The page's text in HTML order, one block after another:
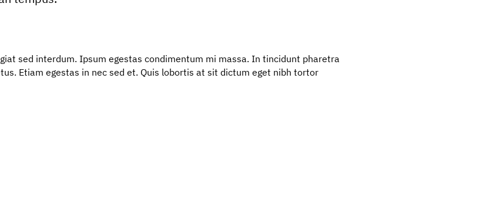
sed interdum. Ipsum egestas condimentum mi massa. In tincidunt pharetra
Etiam egestas in nec sed et. Quis lobortis at sit dictum eget nibh tortor